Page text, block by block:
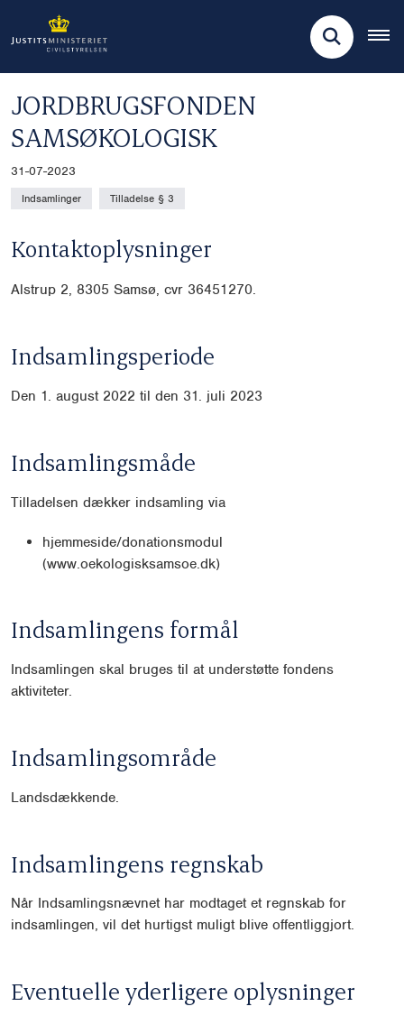
JORDBRUGSFONDEN
SAMSØKOLOGISK
31-07-2023
Indsamlinger Tilladelse § 3
Kontaktoplysninger
Alstrup 2, 8305 Samsø, cvr 36451270.
Indsamlingsperiode
Den 1. august 2022 til den 31. juli 2023
Indsamlingsmåde
Tilladelsen dækker indsamling via
hjemmeside/donationsmodul
(www.oekologisksamsoe.dk)
Indsamlingens formål
Indsamlingen skal bruges til at understøtte fondens
aktiviteter.
Indsamlingsområde
Landsdækkende.
Indsamlingens regnskab
Når Indsamlingsnævnet har modtaget et regnskab for
indsamlingen, vil det hurtigst muligt blive offentliggjort.
Eventuelle yderligere oplysninger